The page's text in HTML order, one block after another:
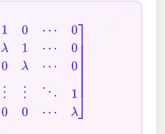
00 ⋯0 ⋮⋮ ⋮ ⋱1